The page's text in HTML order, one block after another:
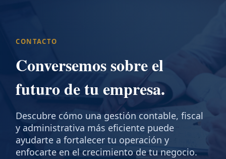
CONTACTO
Conversemos sobre el
futuro de tu empresa.
Descubre cómo una gestión contable, fiscal
y administrativa más eficiente puede
ayudarte a fortalecer tu operación y
enfocarte en el crecimiento de tu negocio.